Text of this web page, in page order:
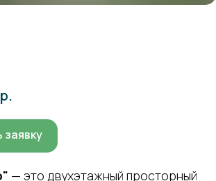
р.
— это двухэтажный просторный